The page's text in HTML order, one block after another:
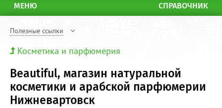
МЕНЮ СПРАВОЧНИК
Полезные ссылки
Косметика и парфюмерия
Beautiful, магазин натуральной
косметики и арабской парфюмерии
Нижневартовск